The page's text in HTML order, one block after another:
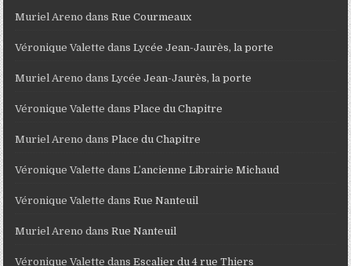
Muriel Areno dansRue Courmeaux
Véronique Valette dansLycée Jean-Jaurès, la porte
Muriel Areno dansLycée Jean-Jaurès, la porte
Véronique Valette dansPlace du Chapitre
Muriel Areno dansPlace du Chapitre
Véronique Valette dansL’ancienne Librairie Michaud
Véronique Valette dansRue Nanteuil
Muriel Areno dansRue Nanteuil
Véronique Valette dansEscalier du 4 rue Thiers